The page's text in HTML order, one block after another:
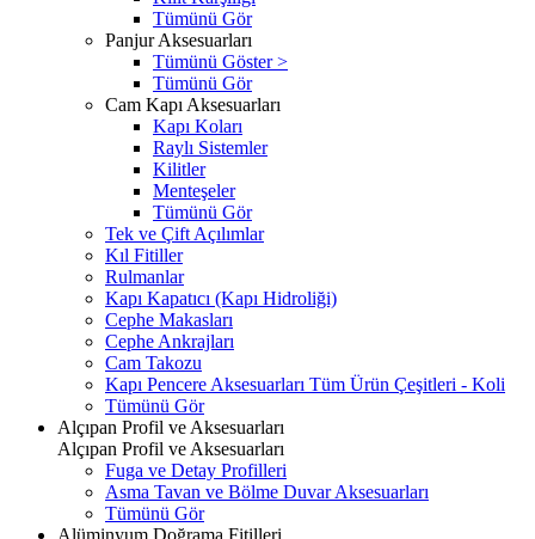
Tümünü Gör
Panjur Aksesuarları
Tümünü Göster >
Tümünü Gör
Cam Kapı Aksesuarları
Kapı Koları
Raylı Sistemler
Kilitler
Menteşeler
Tümünü Gör
Tek ve Çift Açılımlar
Kıl Fitiller
Rulmanlar
Kapı Kapatıcı (Kapı Hidroliği)
Cephe Makasları
Cephe Ankrajları
Cam Takozu
Kapı Pencere Aksesuarları Tüm Ürün Çeşitleri - Koli
Tümünü Gör
Alçıpan Profil ve Aksesuarları
Alçıpan Profil ve Aksesuarları
Fuga ve Detay Profilleri
Asma Tavan ve Bölme Duvar Aksesuarları
Tümünü Gör
Alüminyum Doğrama Fitilleri